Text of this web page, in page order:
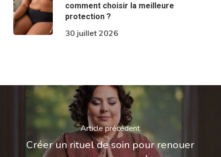
comment choisir la meilleure
protection ?
30 juillet 2026
Article précédent
Créer un rituel de soin pour renouer